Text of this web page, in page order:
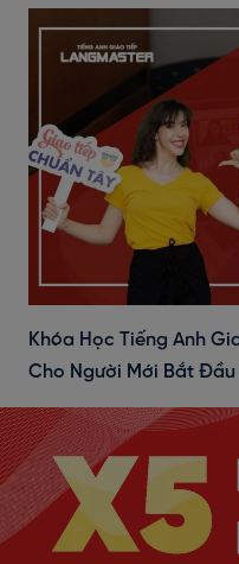
Khóa Học Tiếng Anh
Cho Người Mới Bắt Đầu